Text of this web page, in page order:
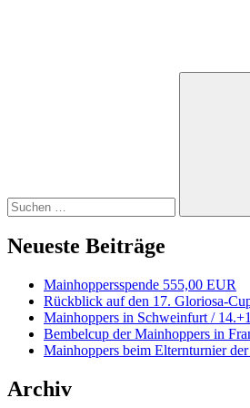
Neueste Beiträge
Mainhoppersspende 555,00 EUR
Rückblick auf den 17. Gloriosa-
Mainhoppers in Schweinfurt /
Bembelcup der Mainhoppers in
Mainhoppers beim Elternturnier
Archiv